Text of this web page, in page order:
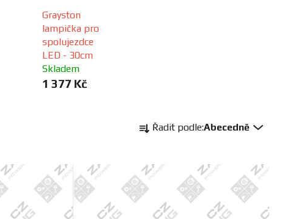
Grayston
lampička pro
spolujezdce
LED - 30cm
Skladem
1 377 Kč
a
e
n
í
Řadit podle:Abecedně